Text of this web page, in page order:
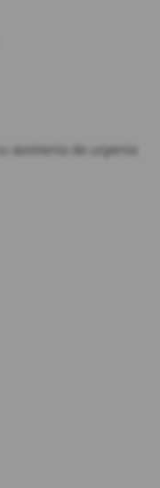
asistenta de urgenta